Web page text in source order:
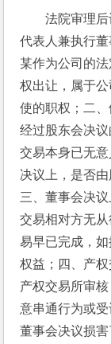
法院审理
代表人兼执行
某作为公司的
权出让，属于
使的职权；二
经过股东会决
交易本身已无
决议上，是否
三、董事会决
交易相对方无
易早已完成，
权益；四、产
产权交易所审
意串通行为或
董事会决议损